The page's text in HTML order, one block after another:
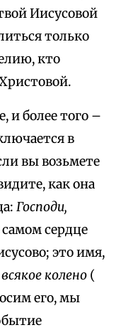
Иисусовой
только
кто
и более того –
в
вы возьмете
как она
Господи,
сердце
это имя,
колено (
его, мы